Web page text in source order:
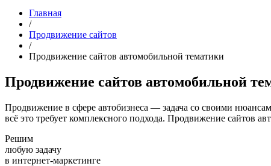
Главная
/
Продвижение сайтов
/
Продвижение сайтов автомобильной тематики
Продвижение сайтов автомобильной
Продвижение в сфере автобизнеса — задача со своими
всё это требует комплексного подхода. Продвижение сайтов
Решим
любую задачу
в интернет-маркетинге